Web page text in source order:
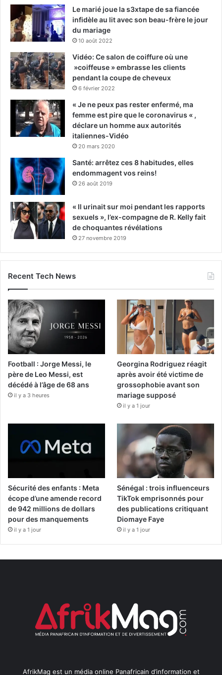
Le marié joue la s3xtape de sa fiancée
infidèle au lit avec son beau-frère le jour
du mariage
10 août 2022
Vidéo: Ce salon de coiffure où une
»coiffeuse » embrasse les clients
pendant la coupe de cheveux
6 février 2022
« Je ne peux pas rester enfermé, ma
femme est pire que le coronavirus « ,
déclare un homme aux autorités
italiennes-Vidéo
20 mars 2020
Santé: arrêtez ces 8 habitudes, elles
endommagent vos reins!
26 août 2019
« Il urinait sur moi pendant les rapports
sexuels », l’ex-compagne de R. Kelly fait
de choquantes révélations
27 novembre 2019
Recent Tech News
Football : Jorge Messi, le
père de Leo Messi, est
décédé à l’âge de 68 ans
il y a 3 heures
Georgina Rodriguez réagit
après avoir été victime de
grossophobie avant son
mariage supposé
il y a 1 jour
Sécurité des enfants : Meta
écope d’une amende record
de 942 millions de dollars
pour des manquements
il y a 1 jour
Sénégal : trois influenceurs
TikTok emprisonnés pour
des publications critiquant
Diomaye Faye
il y a 1 jour
AfrikMag est un média online Panafricain d’information et